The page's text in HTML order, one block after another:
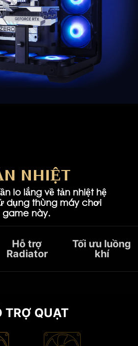
NHIỆT
lo lắng về tản nhiệt hệ
dụng thùng máy chơi
game này.
Hỗ trợ
Radiator
Tối ưu luồng
khí
TRỢ QUẠT
RADIATOR
TẢN NHIỆT
đỡ quạt không cần dụng